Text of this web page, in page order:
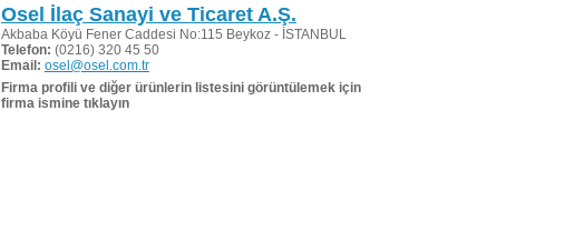
Osel İlaç Sanayi ve Ticaret A.Ş.
Akbaba Köyü Fener Caddesi No:115 Beykoz - İSTANBUL
Telefon: (0216) 320 45 50
Email: osel@osel.com.tr
Firma profili ve diğer ürünlerin listesini görüntülemek için
firma ismine tıklayın